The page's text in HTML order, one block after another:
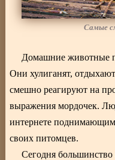
Самые
Домашние животные
Они хулиганят,
смешно реагируют на
выражения мордочек.
интернете
своих питомцев.
Сегодня